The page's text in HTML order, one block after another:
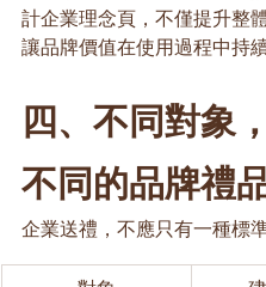
計企業理念頁，不僅提升整
讓品牌價值在使用過程中持續
四、不同對象
不同的品牌禮
企業送禮，不應只有一種標準